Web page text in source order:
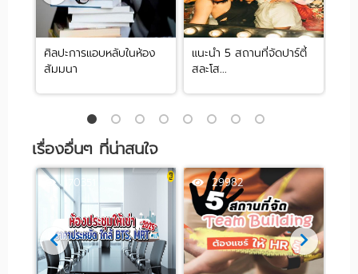
ศิลปะการแอบหลับในห้อง
สัมมนา
แนะนำ 5 สถานที่จัดปาร์ตี้
สละโส...
เรื่องอื่นๆ ที่น่าสนใจ
170351 29982